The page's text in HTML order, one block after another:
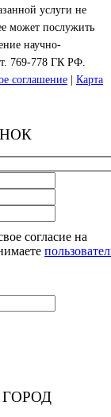
услуги не
может послужить
научно-
769-778 ГК РФ.
соглашение
Карта
согласие на